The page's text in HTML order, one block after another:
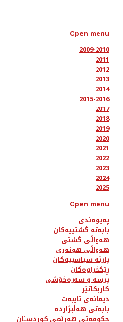
Open menu
2009-2010
2011
2012
2013
2014
2015-2016
2017
2018
2019
2020
2021
2022
2023
2024
2025
Open menu
پەیوەندی
بابەتە گشتییەکان
هەواڵی گشتی
هەواڵی هونەری
پارتە سیاسییەکان
ڕێکخراوەکان
پرسە و سەرەخۆشی
کاریکاتێر
دیمانەی تایبەت
بابەتی هەڵبژاردە
حکومەتی هەرێمی کوردستان